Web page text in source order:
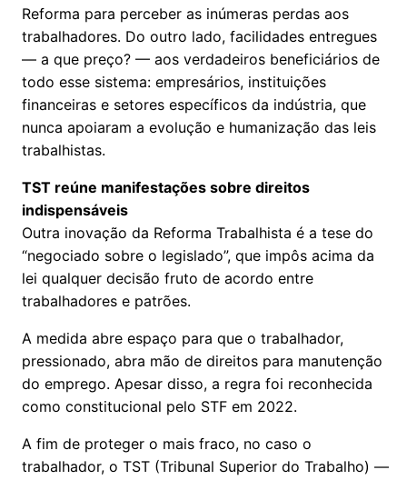
Reforma para perceber as inúmeras perdas aos
trabalhadores. Do outro lado, facilidades entregues
— a que preço? — aos verdadeiros beneficiários de
todo esse sistema: empresários, instituições
financeiras e setores específicos da indústria, que
nunca apoiaram a evolução e humanização das leis
trabalhistas.
TST reúne manifestações sobre direitos
indispensáveis
Outra inovação da Reforma Trabalhista é a tese do
“negociado sobre o legislado”, que impôs acima da
lei qualquer decisão fruto de acordo entre
trabalhadores e patrões.
A medida abre espaço para que o trabalhador,
pressionado, abra mão de direitos para manutenção
do emprego. Apesar disso, a regra foi reconhecida
como constitucional pelo STF em 2022.
A fim de proteger o mais fraco, no caso o
trabalhador, o TST (Tribunal Superior do Trabalho) —